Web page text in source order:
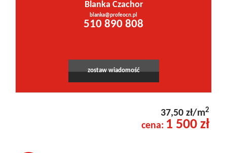
Blanka Czachor
blanka@profeocn.pl
510 890 808
zostaw wiadomość
37,50 zł/m2
cena: 1 500 zł